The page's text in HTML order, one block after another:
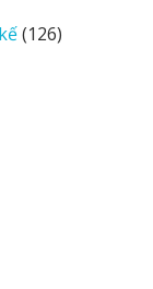
phẩm
126126